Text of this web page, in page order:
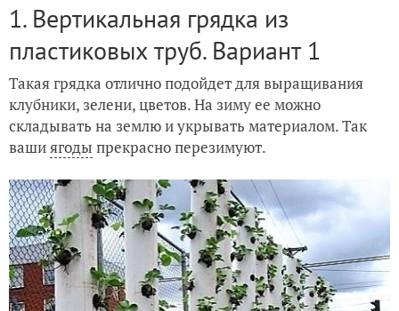
1. Вертикальная грядка из
пластиковых труб. Вариант 1
Такая грядка отлично подойдет для выращивания
клубники, зелени, цветов. На зиму ее можно
складывать на землю и укрывать материалом. Так
вашиягоды прекрасно перезимуют.